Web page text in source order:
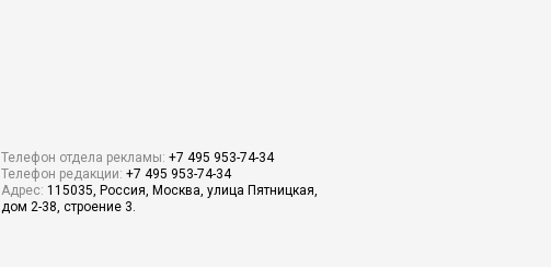
Телефон отдела рекламы: +7 495 953-74-34
Телефон редакции: +7 495 953-74-34
Адрес: 115035, Россия, Москва, улица Пятницкая,
дом 2-38, строение 3.